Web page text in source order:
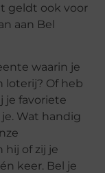
geldt ook voor
aan Bel
waarin je
loterij? Of heb
je favoriete
Wat handig
hij of zij je
keer. Bel je